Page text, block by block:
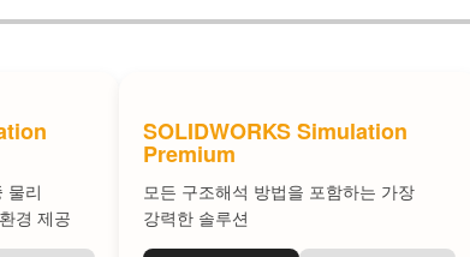
물리
경 제공
SOLIDWORKS Simulation
Premium
모든 구조해석 방법을 포함하는 가장
강력한 솔루션